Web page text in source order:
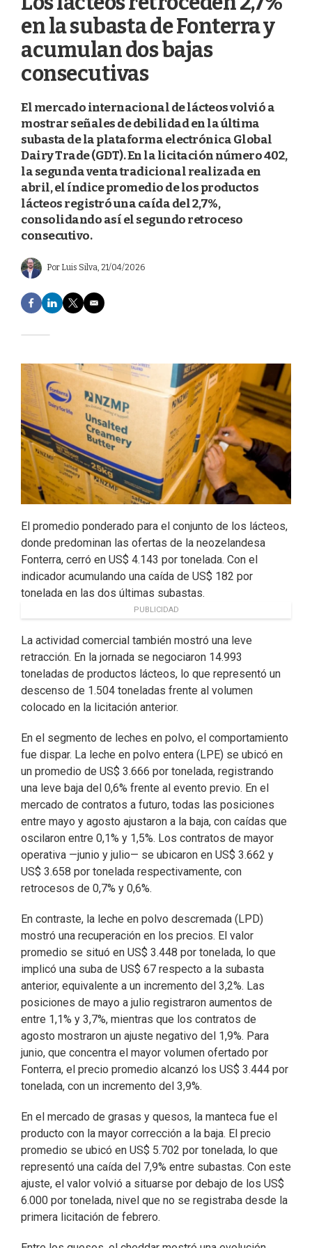
en la subasta de Fonterra y
acumulan dos bajas
consecutivas
El mercado internacional de lácteos volvió a
mostrar señales de debilidad en la última
subasta de la plataforma electrónica Global
Dairy Trade (GDT). En la licitación número 402,
la segunda venta tradicional realizada en
abril, el índice promedio de los productos
lácteos registró una caída del 2,7%,
consolidando así el segundo retroceso
consecutivo.
Por Luis Silva, 21/04/2026
F
a
e
o
o
L
i
d
I
n
T
w
e
E
m
El promedio ponderado para el conjunto de los lácteos,
donde predominan las ofertas de la neozelandesa
Fonterra, cerró en US$ 4.143 por tonelada. Con el
indicador acumulando una caída de US$ 182 por
tonelada en las dos últimas subastas.
PUBLICIDAD
La actividad comercial también mostró una leve
retracción. En la jornada se negociaron 14.993
toneladas de productos lácteos, lo que representó un
descenso de 1.504 toneladas frente al volumen
colocado en la licitación anterior.
En el segmento de leches en polvo, el comportamiento
fue dispar. La leche en polvo entera (LPE) se ubicó en
un promedio de US$ 3.666 por tonelada, registrando
una leve baja del 0,6% frente al evento previo. En el
mercado de contratos a futuro, todas las posiciones
entre mayo y agosto ajustaron a la baja, con caídas que
oscilaron entre 0,1% y 1,5%. Los contratos de mayor
operativa —junio y julio— se ubicaron en US$ 3.662 y
US$ 3.658 por tonelada respectivamente, con
retrocesos de 0,7% y 0,6%.
En contraste, la leche en polvo descremada (LPD)
mostró una recuperación en los precios. El valor
promedio se situó en US$ 3.448 por tonelada, lo que
implicó una suba de US$ 67 respecto a la subasta
anterior, equivalente a un incremento del 3,2%. Las
posiciones de mayo a julio registraron aumentos de
entre 1,1% y 3,7%, mientras que los contratos de
agosto mostraron un ajuste negativo del 1,9%. Para
junio, que concentra el mayor volumen ofertado por
Fonterra, el precio promedio alcanzó los US$ 3.444 por
tonelada, con un incremento del 3,9%.
En el mercado de grasas y quesos, la manteca fue el
producto con la mayor corrección a la baja. El precio
promedio se ubicó en US$ 5.702 por tonelada, lo que
representó una caída del 7,9% entre subastas. Con este
ajuste, el valor volvió a situarse por debajo de los US$
6.000 por tonelada, nivel que no se registraba desde la
primera licitación de febrero.